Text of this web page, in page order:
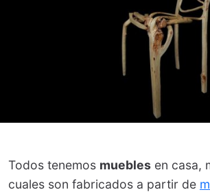
Todos tenemos muebles en casa,
cuales son fabricados a partir de